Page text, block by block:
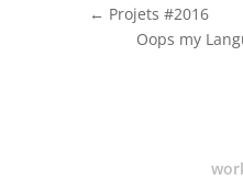
← Projets #2016
Oops my